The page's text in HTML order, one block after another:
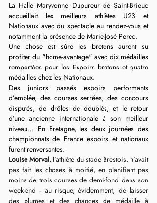
La Halle Maryvonne Dupureur de Saint-Brieuc
accueillait les meilleurs athlètes U23 et
Nationaux avec du spectacle au rendez-vous et
notamment la présence de Marie-José Perec.
Une chose est sûre les bretons auront su
profiter du "home-avantage" avec dix médailles
remportées pour les Espoirs bretons et quatre
médailles chez les Nationaux.
Des juniors passés espoirs performants
d’emblée, des courses serrées, des concours
disputés, de drôles de doublés, et le retour
d’une ancienne internationale à son meilleur
niveau… En Bretagne, les deux journées des
championnats de France espoirs et nationaux
furent renversantes.
Louise Morval, l’athlète du stade Brestois, n’avait
pas fait les choses à moitié, en planifiant pas
moins de trois courses de demi-fond dans son
week-end - au risque, évidemment, de laisser
des plumes et des chances de médaille à